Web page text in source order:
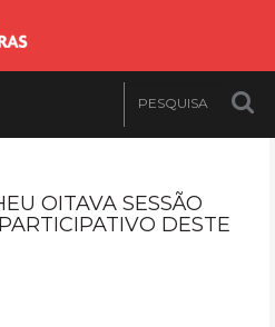
OITAVA SESSÃO
DESTE